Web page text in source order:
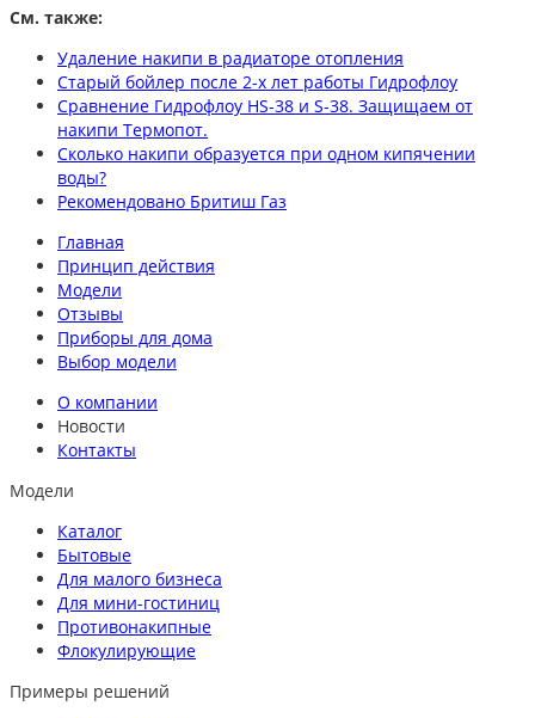
См. также:
Удаление накипи в радиаторе отопления
Старый бойлер после 2-х лет работы Гидрофлоу
Сравнение Гидрофлоу HS-38 и S-38. Защищаем от
накипи Термопот.
Сколько накипи образуется при одном кипячении
воды?
Рекомендовано Бритиш Газ
Главная
Принцип действия
Модели
Отзывы
Приборы для дома
Выбор модели
О компании
Новости
Контакты
Модели
Каталог
Бытовые
Для малого бизнеса
Для мини-гостиниц
Противонакипные
Флокулирующие
Примеры решений